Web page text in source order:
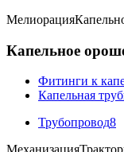
Мелиорация
Капельное
Фитинги к
Капельная
Трубопровод8